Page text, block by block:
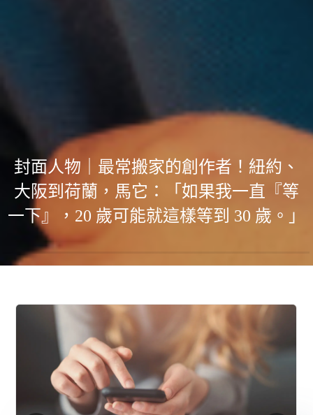
封面人物｜最常搬家的創作者！紐約、
大阪到荷蘭，馬它：「如果我一直『等
一下』，20 歲可能就這樣等到 30 歲。」